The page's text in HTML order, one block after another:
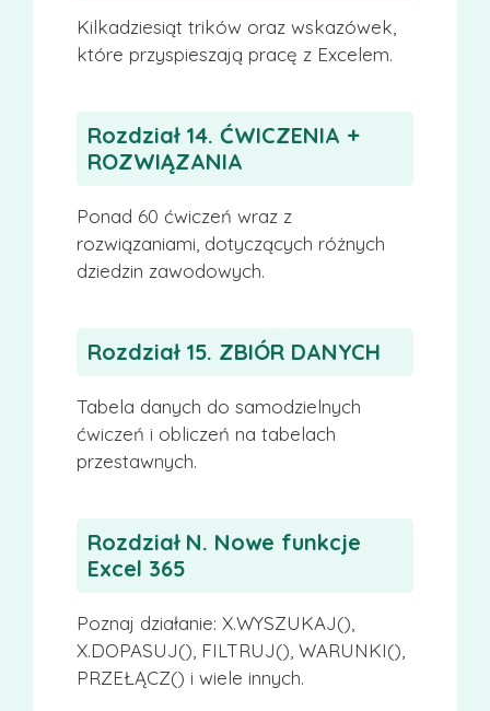
Kilkadziesiąt trików oraz wskazówek,
które przyspieszają pracę z Excelem.
Rozdział 14. ĆWICZENIA +
ROZWIĄZANIA
Ponad 60 ćwiczeń wraz z
rozwiązaniami, dotyczących różnych
dziedzin zawodowych.
Rozdział 15. ZBIÓR DANYCH
Tabela danych do samodzielnych
ćwiczeń i obliczeń na tabelach
przestawnych.
Rozdział N. Nowe funkcje
Excel 365
Poznaj działanie: X.WYSZUKAJ(),
X.DOPASUJ(), FILTRUJ(), WARUNKI(),
PRZEŁĄCZ() i wiele innych.